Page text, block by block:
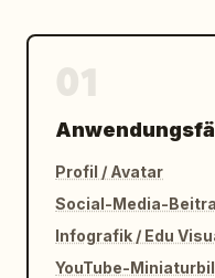
Profil / Avatar
Social-Media-
Infografik / Edu
YouTube-